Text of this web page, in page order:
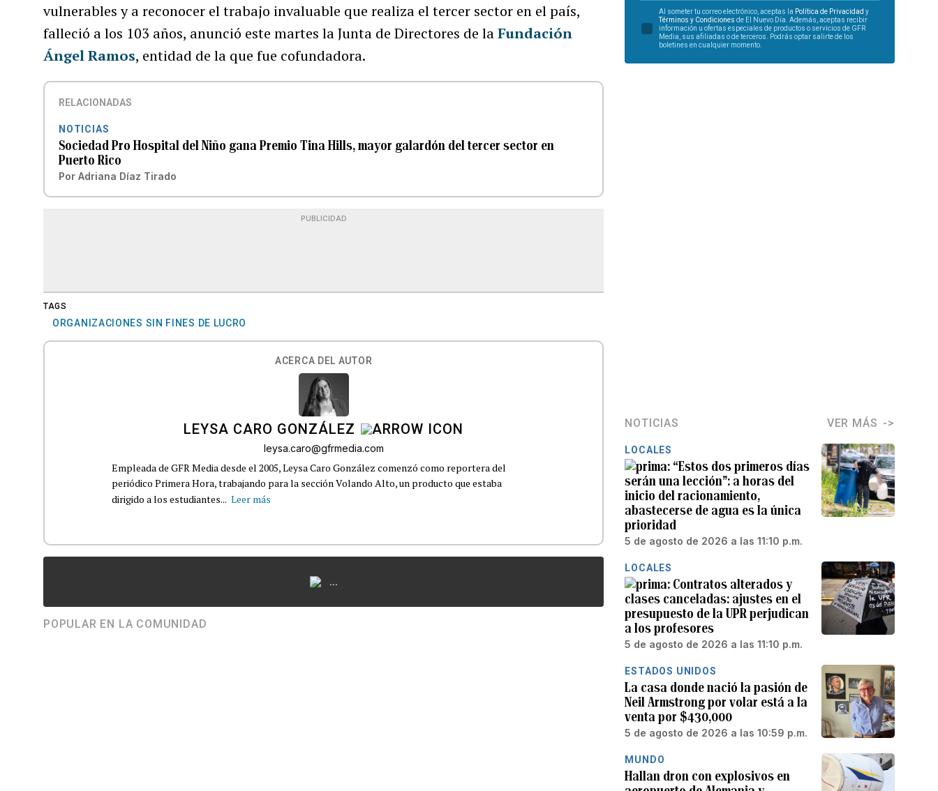
vulnerables y a reconocer el trabajo invaluable que realiza el tercer sector en el país,
falleció a los 103 años, anunció este martes la Junta de Directores de laFundación
Ángel Ramos, entidad de la que fue cofundadora.
RELACIONADAS
NOTICIAS
Sociedad Pro Hospital del Niño gana Premio Tina Hills, mayor galardón del tercer sector en
Puerto Rico
Por Adriana Díaz Tirado
PUBLICIDAD
TAGS
ORGANIZACIONES SIN FINES DE LUCRO
ACERCA DEL AUTOR
LEYSA CARO GONZÁLEZ
leysa.caro@gfrmedia.com
Empleada de GFR Media desde el 2005, Leysa Caro González comenzó como reportera del
periódico Primera Hora, trabajando para la sección Volando Alto, un producto que estaba
dirigido a los estudiantes... Leer más
...
POPULAR EN LA COMUNIDAD
Al someter tu correo electrónico, aceptas la Política de Privacidad y
Términos y Condiciones de El Nuevo Día. Además, aceptas recibir
información u ofertas especiales de productos o servicios de GFR
Media, sus afiliadas o de terceros. Podrás optar salirte de los
boletines en cualquier momento.
NOTICIAS VER MÁS
LOCALES
“Estos dos primeros días
serán una lección”: a horas del
inicio del racionamiento,
abastecerse de agua es la única
prioridad
5 de agosto de 2026 a las 11:10 p.m.
LOCALES
Contratos alterados y
clases canceladas: ajustes en el
presupuesto de la UPR perjudican
a los profesores
5 de agosto de 2026 a las 11:10 p.m.
ESTADOS UNIDOS
La casa donde nació la pasión de
Neil Armstrong por volar está a la
venta por $430,000
5 de agosto de 2026 a las 10:59 p.m.
MUNDO
Hallan dron con explosivos en